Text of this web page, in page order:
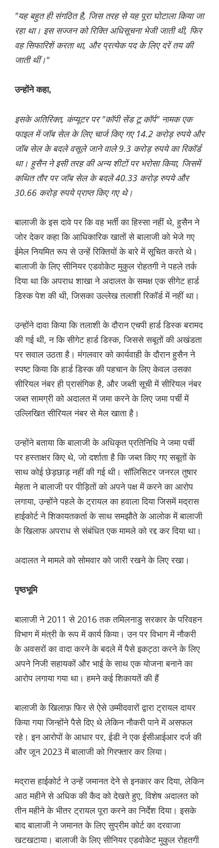
"यह बहुत ही संगठित है, जिस तरह से यह पूरा घोटाला किया जा
रहा था। इस सज्जन को रिक्ति अधिसूचना भेजी जाती थी, फिर
वह सिफारिशें करता था, और प्रत्येक पद के लिए दरें तय की
जाती थीं।"
उन्होंने कहा,
इसके अतिरिक्त, कंप्यूटर पर "कॉपी सेंड टू कॉर्प" नामक एक
फाइल में जॉब सेल के लिए चार्ज किए गए 14.2 करोड़ रुपये और
जॉब सेल के बदले वसूले जाने वाले 9.3 करोड़ रुपये का रिकॉर्ड
था। हुसैन ने इसी तरह की अन्य शीटों पर भरोसा किया, जिसमें
कथित तौर पर जॉब सेल के बदले 40.33 करोड़ रुपये और
30.66 करोड़ रुपये प्राप्त किए गए थे।
बालाजी के इस दावे पर कि वह भर्ती का हिस्सा नहीं थे, हुसैन ने
जोर देकर कहा कि आधिकारिक खातों से बालाजी को भेजे गए
ईमेल नियमित रूप से उन्हें रिक्तियों के बारे में सूचित करते थे।
बालाजी के लिए सीनियर एडवोकेट मुकुल रोहतगी ने पहले तर्क
दिया था कि अपराध शाखा ने अदालत के समक्ष एक सीगेट हार्ड
डिस्क पेश की थी, जिसका उल्लेख तलाशी रिकॉर्ड में नहीं था।
उन्होंने दावा किया कि तलाशी के दौरान एचपी हार्ड डिस्क बरामद
की गई थी, न कि सीगेट हार्ड डिस्क, जिससे सबूतों की अखंडता
पर सवाल उठता है। मंगलवार को कार्यवाही के दौरान हुसैन ने
स्पष्ट किया कि हार्ड डिस्क की पहचान के लिए केवल उसका
सीरियल नंबर ही प्रासंगिक है, और जब्ती सूची में सीरियल नंबर
जब्त सामग्री को अदालत में जमा करने के लिए जमा पर्ची में
उल्लिखित सीरियल नंबर से मेल खाता है।
उन्होंने बताया कि बालाजी के अधिकृत प्रतिनिधि ने जमा पर्ची
पर हस्ताक्षर किए थे, जो दर्शाता है कि जब्त किए गए सबूतों के
साथ कोई छेड़छाड़ नहीं की गई थी। सॉलिसिटर जनरल तुषार
मेहता ने बालाजी पर पीड़ितों को अपने पक्ष में करने का आरोप
लगाया, उन्होंने पहले के ट्रायल का हवाला दिया जिसमें मद्रास
हाईकोर्ट ने शिकायतकर्ता के साथ समझौते के आलोक में बालाजी
के खिलाफ अपराध से संबंधित एक मामले को रद्द कर दिया था।
अदालत ने मामले को सोमवार को जारी रखने के लिए रखा।
पृष्ठभूमि
बालाजी ने 2011 से 2016 तक तमिलनाडु सरकार के परिवहन
विभाग में मंत्री के रूप में कार्य किया। उन पर विभाग में नौकरी
के अवसरों का वादा करने के बदले में पैसे इकट्ठा करने के लिए
अपने निजी सहायकों और भाई के साथ एक योजना बनाने का
आरोप लगाया गया था। हमने कई शिकायतें की हैं
बालाजी के खिलाफ़ फिर से ऐसे उम्मीदवारों द्वारा ट्रायल दायर
किया गया जिन्होंने पैसे दिए थे लेकिन नौकरी पाने में असफल
रहे। इन आरोपों के आधार पर, ईडी ने एक ईसीआईआर दर्ज की
और जून 2023 में बालाजी को गिरफ्तार कर लिया।
मद्रास हाईकोर्ट ने उन्हें जमानत देने से इनकार कर दिया, लेकिन
आठ महीने से अधिक की कैद को देखते हुए, विशेष अदालत को
तीन महीने के भीतर ट्रायल पूरा करने का निर्देश दिया। इसके
बाद बालाजी ने जमानत के लिए सुप्रीम कोर्ट का दरवाजा
खटखटाया। बालाजी के लिए सीनियर एडवोकेट मुकुल रोहतगी